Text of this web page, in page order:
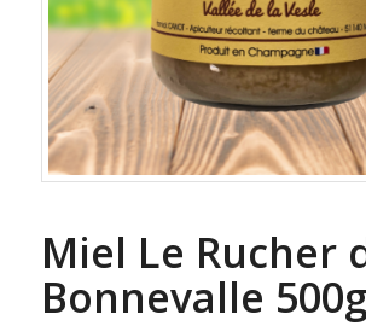
Miel Le Rucher
Bonnevalle 500g